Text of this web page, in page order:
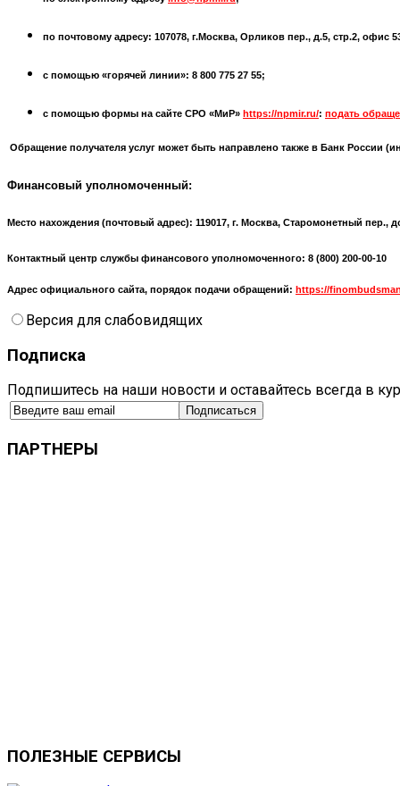
по почтовому адресу: 107078, г.Москва, Орликов пер., д.5, стр.2, офис
с помощью «горячей линии»: 8 800 775 27 55;
с помощью формы на сайте СРО «МиР» https://npmir.ru/: подать
Обращение получателя услуг может быть направлено также в Банк России (
Финансовый уполномоченный:
Место нахождения (почтовый адрес): 119017, г. Москва, Старомонетный пер.,
Контактный центр службы финансового уполномоченного: 8 (800) 200-00-10
Адрес официального сайта, порядок подачи обращений: https://
Версия для слабовидящих
Подписка
Подпишитесь на наши новости и оставайтесь всегда в
ПАРТНЕРЫ
ПОЛЕЗНЫЕ СЕРВИСЫ